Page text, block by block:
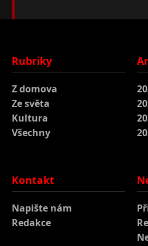
Rubriky
Z domova
Ze světa
Kultura
Všechny
Kontakt
Napište nám
Redakce